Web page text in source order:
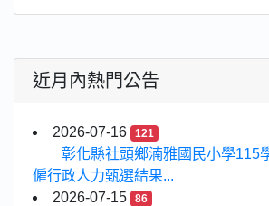
近月內熱門公告
2026-07-16 121
彰化縣社頭鄉湳雅國民小學115
僱行政人力甄選結果...
2026-07-15
86